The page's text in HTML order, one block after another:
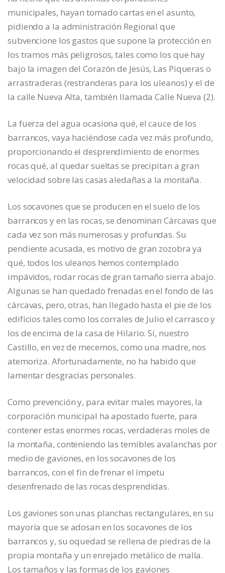
municipales, hayan tomado cartas en el asunto,
pidiendo a la administración Regional que
subvencione los gastos que supone la protección en
los tramos más peligrosos, tales como los que hay
bajo la imagen del Corazón de Jesús, Las Piqueras o
arrastraderas (restranderas para los uleanos) y el de
la calle Nueva Alta, también llamada Calle Nueva (2).
La fuerza del agua ocasiona qué, el cauce de los
barrancos, vaya haciéndose cada vez más profundo,
proporcionando el desprendimiento de enormes
rocas qué, al quedar sueltas se precipitan a gran
velocidad sobre las casas aledañas a la montaña.
Los socavones que se producen en el suelo de los
barrancos y en las rocas, se denominan Cárcavas que
cada vez son más numerosas y profundas. Su
pendiente acusada, es motivo de gran zozobra ya
qué, todos los uleanos hemos contemplado
impávidos, rodar rocas de gran tamaño sierra abajo.
Algunas se han quedado frenadas en el fondo de las
cárcavas, pero, otras, han llegado hasta el pie de los
edificios tales como los corrales de Julio el carrasco y
los de encima de la casa de Hilario. Sí, nuestro
Castillo, en vez de mecernos, como una madre, nos
atemoriza. Afortunadamente, no ha habido que
lamentar desgracias personales.
Como prevención y, para evitar males mayores, la
corporación municipal ha apostado fuerte, para
contener estas enormes rocas, verdaderas moles de
la montaña, conteniendo las temibles avalanchas por
medio de gaviones, en los socavones de los
barrancos, con el fin de frenar el ímpetu
desenfrenado de las rocas desprendidas.
Los gaviones son unas planchas rectangulares, en su
mayoría que se adosan en los socavones de los
barrancos y, su oquedad se rellena de piedras de la
propia montaña y un enrejado metálico de malla.
Los tamaños y las formas de los gaviones